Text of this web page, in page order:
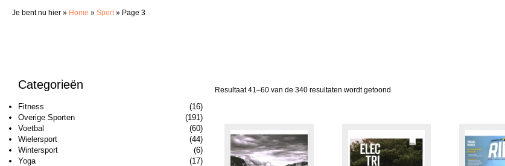
Je bent nu hier » Home » Sport » Page 3
Categorieën
Fitness
(16)
Overige Sporten
(191)
Voetbal
(60)
Wielersport
(44)
Wintersport
(6)
Yoga
(17)
Resultaat 41–60 van de 340 resultaten wordt getoond